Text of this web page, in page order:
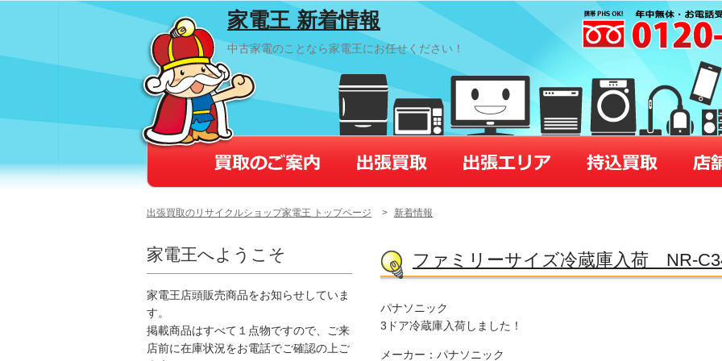
家電王 新着情報
中古家電のことなら家電王にお任せください！
出張買取のリサイクルショップ家電王 トップページ > 新着情報
ファミリーサイズ冷蔵庫入荷 NR-
パナソニック
3ドア冷蔵庫入荷しました！
メーカー：パナソニック
家電王へようこそ
家電王店頭販売商品をお知らせしていま
す。
掲載商品はすべて１点物ですので、ご来
店前に在庫状況をお電話でご確認の上ご